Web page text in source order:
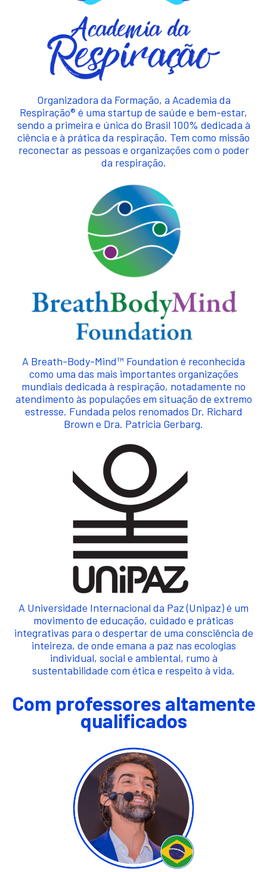
Organizadora da Formação, a Academia da
Respiração® é uma startup de saúde e bem-estar,
sendo a primeira e única do Brasil 100% dedicada à
ciência e à prática da respiração. Tem como missão
reconectar as pessoas e organizações com o poder
da respiração.
A Breath-Body-Mind™ Foundation é reconhecida
como uma das mais importantes organizações
mundiais dedicada à respiração, notadamente no
atendimento às populações em situação de extremo
estresse. Fundada pelos renomados Dr. Richard
Brown e Dra. Patricia Gerbarg.
A Universidade Internacional da Paz (Unipaz) é um
movimento de educação, cuidado e práticas
integrativas para o despertar de uma consciência de
inteireza, de onde emana a paz nas ecologias
individual, social e ambiental, rumo à
sustentabilidade com ética e respeito à vida.
Com professores altamente
qualificados